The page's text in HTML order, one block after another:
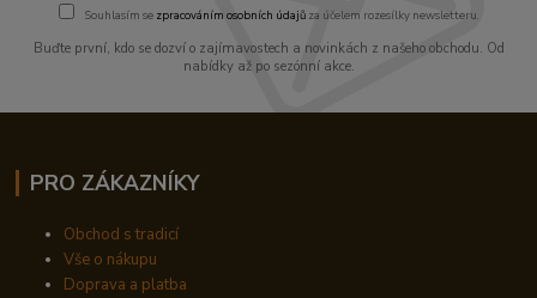
Souhlasím se zpracováním osobních údajůza účelem rozesílky newsletteru.
Buďte první, kdo se dozví o zajímavostech a novinkách z našeho obchodu. Od
nabídky až po sezónní akce.
PRO ZÁKAZNÍKY
Obchod s tradicí
Vše o nákupu
Doprava a platba